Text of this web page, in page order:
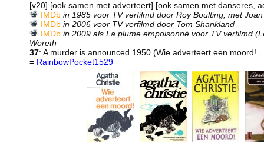
[v20] [ook samen met adverteert] [ook samen met danseres,
IMDb in 1985 voor TV verfilmd door Roy Boulting, met
IMDb in 2006 voor TV verfilmd door Tom Shankland
IMDb in 2009 als La plume empoisonné voor TV verfilmd
Woreth
37: A murder is announced 1950 (Wie adverteert een moord!
= RainbowPocket1529